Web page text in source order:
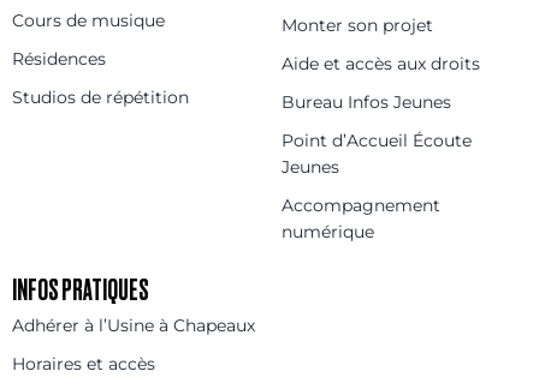
Cours de musique
Résidences
Studios de répétition
Monter son projet
Aide et accès aux droits
Bureau Infos Jeunes
Point d’Accueil Écoute
Jeunes
Accompagnement
numérique
INFOS PRATIQUES
Adhérer à l’Usine à Chapeaux
Horaires et accès